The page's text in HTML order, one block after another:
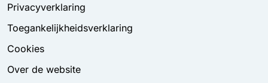
Privacyverklaring
Toegankelijkheidsverklaring
Cookies
Over de website